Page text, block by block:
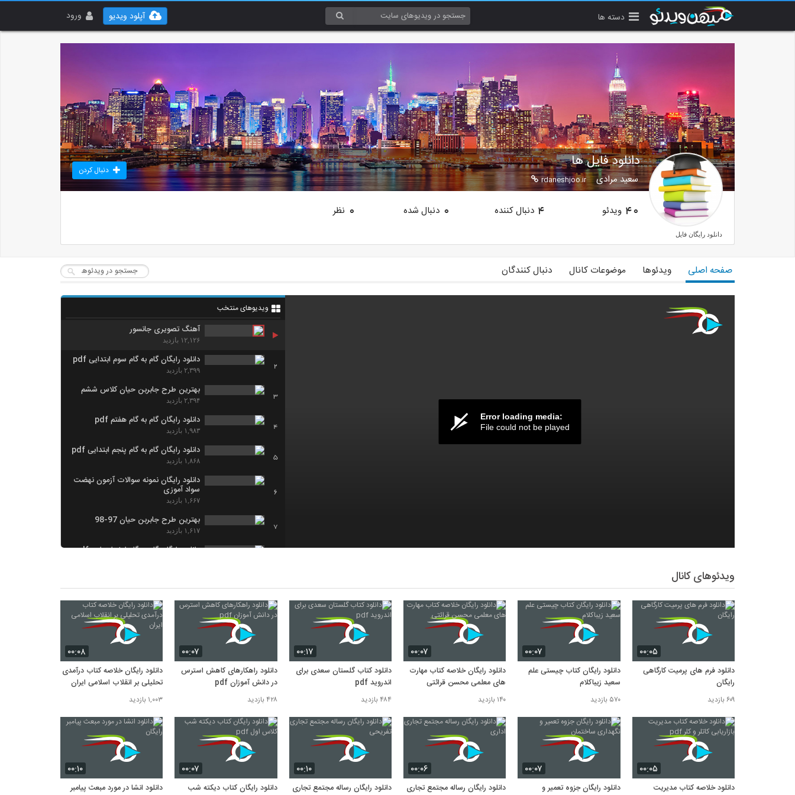
دسته ها ورود آپلود ویدیو
دانلود فایل ها
سعید مرادی rdaneshjoo.ir
دنبال کردن
40 ویدئو 4 دنبال کننده 0 دنبال شده 0 نظر
دانلود رایگان فایل
صفحه اصلی ویدئوها موضوعات کانال دنبال کنندگان
Error loading media:
File could not be played
ویدیوهای منتخب
آهنگ تصویری جانسور
۱۲,۱۲۶ بازدید
2
دانلود رایگان گام به گام سوم ابتدایی pdf
۲,۳۹۹ بازدید
3
بهترین طرح جابربن حیان کلاس ششم
۲,۳۹۴ بازدید
4
دانلود رایگان گام به گام هفتم pdf
۱,۹۸۳ بازدید
5
دانلود رایگان گام به گام پنجم ابتدایی pdf
۱,۸۶۸ بازدید
6
دانلود رایگان نمونه سوالات آزمون نهضت
سواد آموزی
۱,۶۶۷ بازدید
7
بهترین طرح جابربن حیان 97-98
۱,۶۱۷ بازدید
دانلود رایگان گام به گام اول ابتدایی pdf
pdf
۱,۴۱۵ بازدید
دانلود رایگان گام به گام ششم ابتدایی
دروس طلایی
ویدئوهای کانال
۰۰:۰۵
دانلود فرم های پرمیت کارگاهی
رایگان
۶۰۹ بازدید
۰۰:۰۷
دانلود رایگان کتاب چیستی علم
سعید زیباکلام
۵۷۰ بازدید
۰۰:۰۷
دانلود رایگان خلاصه کتاب مهارت
های معلمی محسن قرائتی
۱۴۰ بازدید
۰۰:۱۷
دانلود کتاب گلستان سعدی برای
اندروید pdf
۴۸۴ بازدید
۰۰:۰۷
دانلود راهکارهای کاهش استرس
در دانش آموزان pdf
۴۲۸ بازدید
۰۰:۰۸
دانلود رایگان خلاصه کتاب درآمدی
تحلیلی بر انقلاب اسلامی ایران
۱,۰۰۳ بازدید
۰۰:۰۵
دانلود خلاصه کتاب مدیریت
۰۰:۰۷
دانلود رایگان جزوه تعمیر و
۰۰:۰۶
دانلود رایگان رساله مجتمع تجاری
۰۰:۱۰
دانلود رایگان رساله مجتمع تجاری
۰۰:۰۷
دانلود رایگان کتاب دیکته شب
۰۰:۱۰
دانلود انشا در مورد مبعث پیامبر